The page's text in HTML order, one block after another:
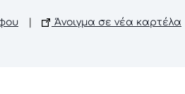
Άνοιγμα σε νέα καρτέλα